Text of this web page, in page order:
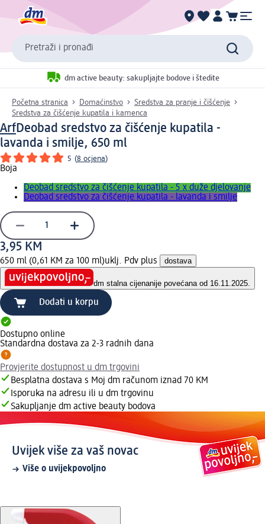
Pretraži i pronađi
dm active beauty: sakupljajte bodove i štedite
Početna stranica Domaćinstvo
Sredstva za pranje i čišćenje
Sredstva za čišćenje kupatila i kamenca
ArfDeobad sredstvo za čišćenje kupatila -
lavanda i smilje, 650 ml
5 (8 ocjena)
Boja
Deobad sredstvo za čišćenje kupatila - 5 x duže djelovanje
Deobad sredstvo za čišćenje kupatila - lavanda i smilje
3,95 KM
650 ml (0,61 KM za 100 ml)uklj. Pdv plus dostava
dm stalna cijenanije povećana od 16.11.2025.
Dodati u korpu
Dostupno online
Standardna dostava za 2-3 radnih dana
Provjerite dostupnost u dm trgovini
Besplatna dostava s Moj dm računom iznad 70 KM
Isporuka na adresu ili u dm trgovinu
Sakupljanje dm active beauty bodova
Uvijek više za vaš novac
Više o uvijekpovoljno